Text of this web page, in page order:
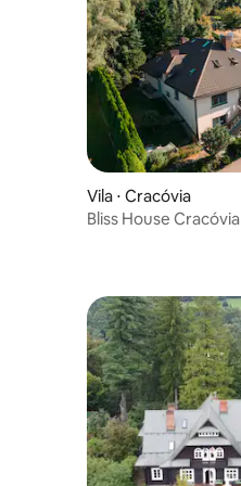
Vila ⋅ Cracóvia
Bliss House Cracóvia